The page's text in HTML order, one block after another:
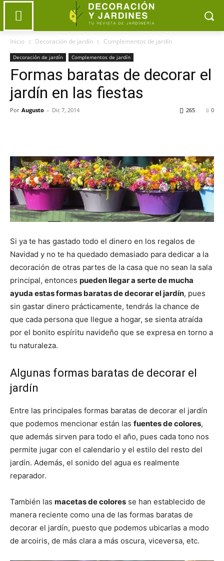
Inicio Decoración de jardín Complementos de jardín
Decoración de jardín Complementos de jardín
Formas baratas de decorar el
jardín en las fiestas
Por Augusto - Dic 7, 2014 0
265
Si ya te has gastado todo el dinero en los regalos de
Navidad y no te ha quedado demasiado para dedicar a la
decoración de otras partes de la casa que no sean la sala
principal, entonces pueden llegar a serte de mucha
ayuda estas formas baratas de decorar el jardín, pues
sin gastar dinero prácticamente, tendrás la chance de
que cada persona que llegue a hogar, se sienta atraída
por el bonito espíritu navideño que se expresa en torno a
tu naturaleza.
Algunas formas baratas de decorar el
jardín
Entre las principales formas baratas de decorar el jardín
que podemos mencionar están las fuentes de colores,
que además sirven para todo el año, pues cada tono nos
permite jugar con el calendario y el estilo del resto del
jardín. Además, el sonido del agua es realmente
reparador.
También las macetas de colores se han establecido de
manera reciente como una de las formas baratas de
decorar el jardín, puesto que podemos ubicarlas a modo
de arcoiris, de más clara a más oscura, viceversa, etc.